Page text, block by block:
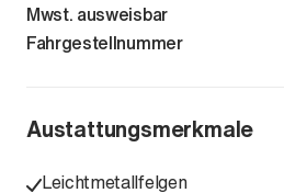
Mwst. ausweisbar
Fahrgestellnummer
Austattungsmerkmale
Leichtmetallfelgen